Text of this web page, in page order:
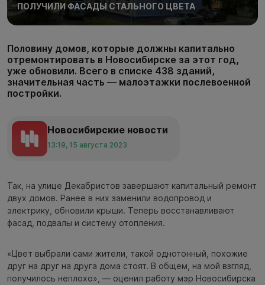
ПОЛУЧИЛИ ФАСАДЫ СТАЛЬНОГО ЦВЕТА
Половину домов, которые должны капитально
отремонтировать в Новосибирске за этот год,
уже обновили. Всего в списке 438 зданий,
значительная часть — малоэтажки послевоенной
постройки.
Новосибирские новости
13:19, 15 августа 2023
Так, на улице Декабристов завершают капитальный ремонт
двух домов. Ранее в них заменили водопровод и
электрику, обновили крыши. Теперь восстанавливают
фасад, подвалы и систему отопления.
«Цвет выбрали сами жители, такой однотонный, похожие
друг на друг на друга дома стоят. В общем, на мой взгляд,
получилось неплохо», — оценил работу мэр Новосибирска